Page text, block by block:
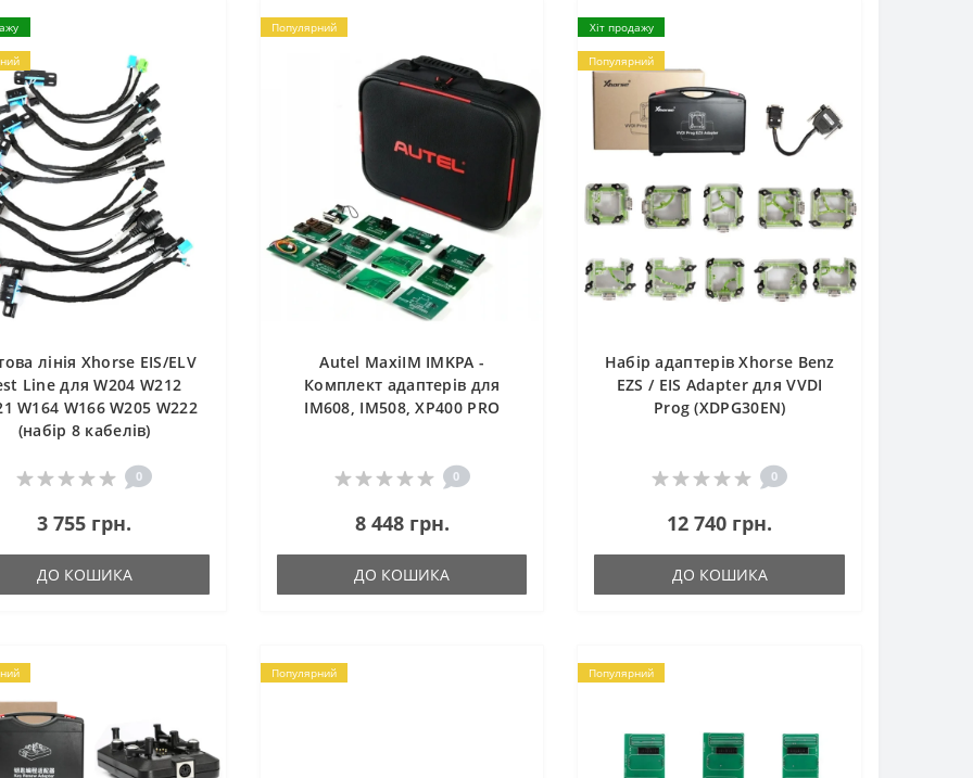
лінія Xhorse EIS/ELV
Line для W204 W212
W164 W166 W205 W222
(набір 8 кабелів)
0
3 755 грн.
ДО КОШИКА
Популярний
Autel MaxiIM IMKPA -
Комплект адаптерів для
IM608, IM508, XP400 PRO
0
8 448 грн.
ДО КОШИКА
Хіт продажу
Популярний
Набір адаптерів Xhorse Benz
EZS / EIS Adapter для VVDI
Prog (XDPG30EN)
0
12 740 грн.
ДО КОШИКА
Популярний Популярний